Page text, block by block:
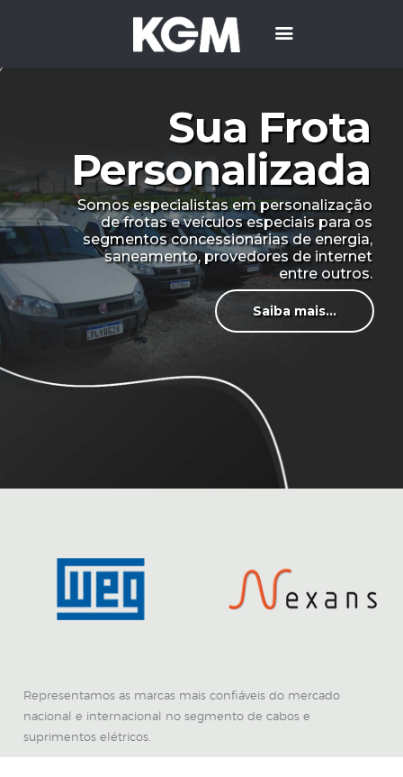
A Empresa
Representadas
Veículos Especiais
Serviços
Contato
Sua Frota
Personalizada
Somos especialistas em personalização
de frotas e veículos especiais para os
segmentos concessionárias de energia,
saneamento, provedores de internet
entre outros.
Saiba mais...
Representamos as marcas mais confiáveis do mercado
nacional e internacional no segmento de cabos e
suprimentos elétricos.